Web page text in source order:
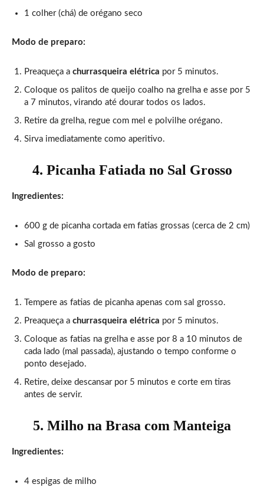
1 colher (chá) de orégano seco
Modo de preparo:
Preaqueça a churrasqueira elétrica por 5 minutos.
Coloque os palitos de queijo coalho na grelha e asse por 5
a 7 minutos, virando até dourar todos os lados.
Retire da grelha, regue com mel e polvilhe orégano.
Sirva imediatamente como aperitivo.
4. Picanha Fatiada no Sal Grosso
Ingredientes:
600 g de picanha cortada em fatias grossas (cerca de 2 cm)
Sal grosso a gosto
Modo de preparo:
Tempere as fatias de picanha apenas com sal grosso.
Preaqueça a churrasqueira elétrica por 5 minutos.
Coloque as fatias na grelha e asse por 8 a 10 minutos de
cada lado (mal passada), ajustando o tempo conforme o
ponto desejado.
Retire, deixe descansar por 5 minutos e corte em tiras
antes de servir.
5. Milho na Brasa com Manteiga
Ingredientes:
4 espigas de milho